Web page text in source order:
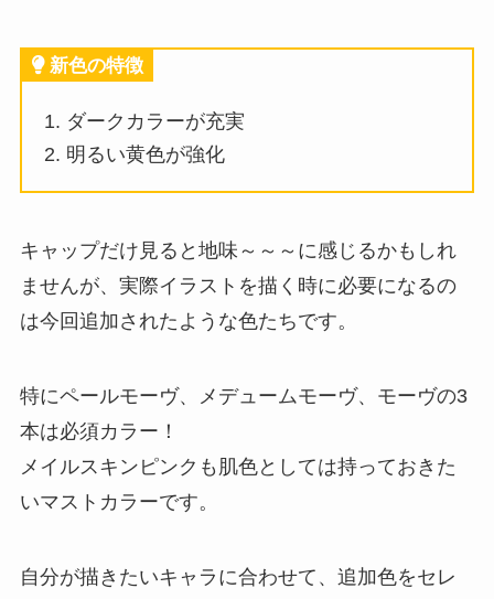
新色の特徴
ダークカラーが充実
明るい黄色が強化
キャップだけ見ると地味～～～に感じるかもしれ
ませんが、実際イラストを描く時に必要になるの
は今回追加されたような色たちです。
特にペールモーヴ、メデュームモーヴ、モーヴの3
本は必須カラー！
メイルスキンピンクも肌色としては持っておきた
いマストカラーです。
自分が描きたいキャラに合わせて、追加色をセレ